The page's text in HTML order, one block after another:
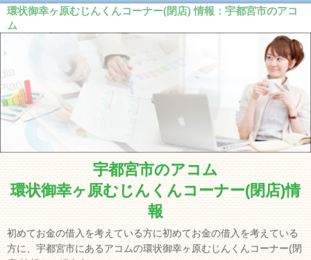
環状御幸ヶ原むじんくんコーナー(閉店) 情報：宇都宮市のアコ
ム
宇都宮市のアコム
環状御幸ヶ原むじんくんコーナー(閉店)情
報
初めてお金の借入を考えている方に初めてお金の借入を考えている
方に、宇都宮市にあるアコムの環状御幸ヶ原むじんくんコーナー(閉